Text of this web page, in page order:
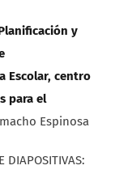
y
Escolar, centro
para el
Espinosa
DIAPOSITIVAS: